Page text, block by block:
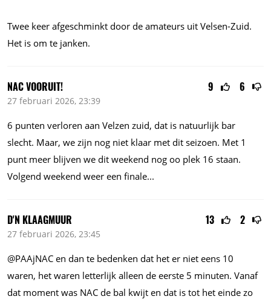
Twee keer afgeschminkt door de amateurs uit Velsen-Zuid.
Het is om te janken.
9 6
NAC VOORUIT!
27 februari 2026, 23:39
6 punten verloren aan Velzen zuid, dat is natuurlijk bar
slecht. Maar, we zijn nog niet klaar met dit seizoen. Met 1
punt meer blijven we dit weekend nog oo plek 16 staan.
Volgend weekend weer een finale...
13 2
D'N KLAAGMUUR
27 februari 2026, 23:45
@PAAjNAC en dan te bedenken dat het er niet eens 10
waren, het waren letterlijk alleen de eerste 5 minuten. Vanaf
dat moment was NAC de bal kwijt en dat is tot het einde zo